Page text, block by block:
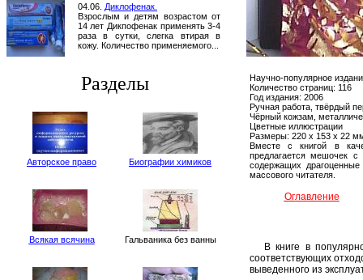
В книге в
соответствующих
выведенного из
Научно-популярное
Количество страниц: 116
Год издания: 2006
Ручная работа, твёрдый
Чёрный кожзам,
Цветные иллюстрации
Размеры: 220 х 153 х 22
Вместе с книгой в
предлагается мешочек с
содержащих
массового читателя.
Оглавление
04.06. Диклофенак.
Взрослым и детям возрастом от
14 лет Дикпофенак применять 3-4
раза в сутки, слегка втирая в
кожу. Количество применяемого...
Разделы
Авторское право Биографии химиков
Всякая всячина Гальваника без ванны